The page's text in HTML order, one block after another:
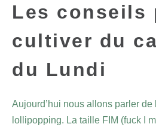
Les conseils
cultiver du
du Lundi
Aujourd’hui nous allons parler de
lollipopping. La taille FIM (fuck I